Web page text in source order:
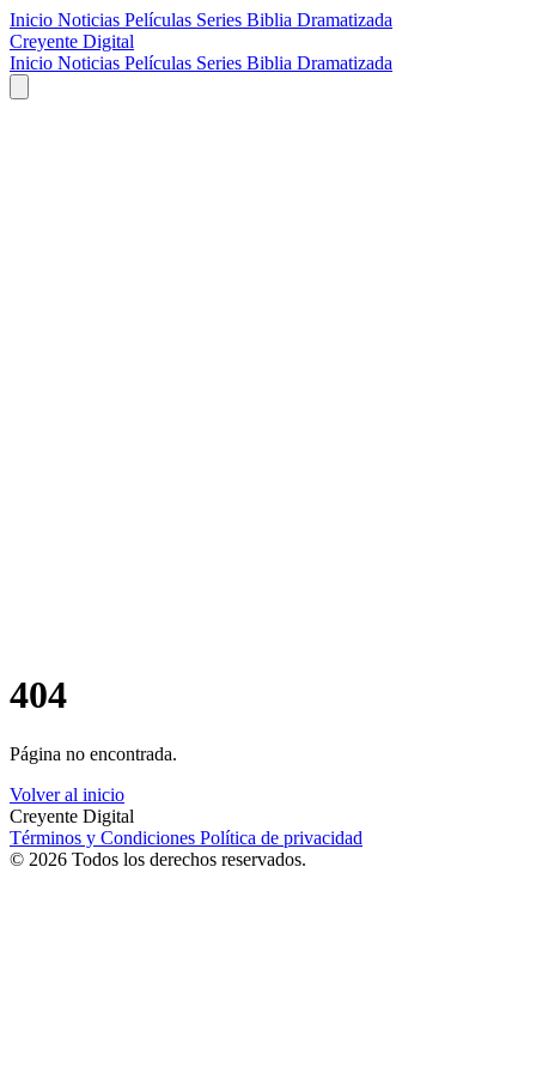
Inicio Noticias Películas Series Biblia Dramatizada
Creyente Digital
Inicio Noticias Películas Series Biblia Dramatizada
404
Página no encontrada.
Volver al inicio
Creyente Digital
Términos y Condiciones Política de privacidad
© 2026 Todos los derechos reservados.